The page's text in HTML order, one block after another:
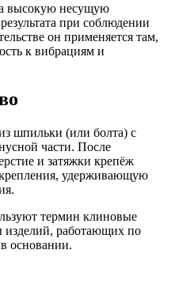
высокую несущую
при соблюдении
он применяется там,
к вибрациям и
шпильки (или болта) с
части. После
и затяжки крепёж
удерживающую
термин клиновые
изделий, работающих по
основании.